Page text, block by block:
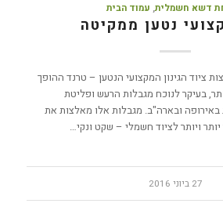
דשא חשמלית, עמוד הבית
נטען ממקיטה
ציוד הגינון המקצועי הנטען – טרנד ההופך
בעיקר לנוכח מגבלות הרעש ופליטת
באירופה ובארה"ב. מגבלות אלו מאלצות את
ויותר לציוד חשמלי – שקט ונקי…
27 ביוני 2016